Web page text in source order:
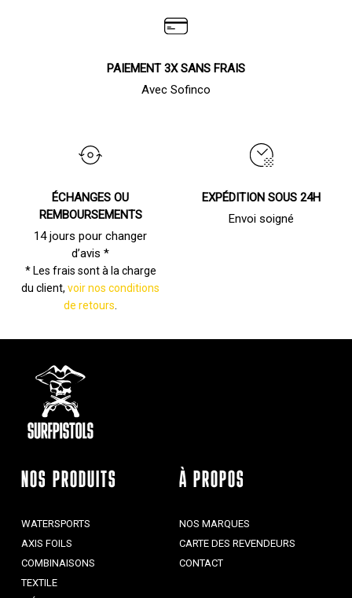
PAIEMENT 3X SANS FRAIS
Avec Sofinco
ÉCHANGES OU
REMBOURSEMENTS
14 jours pour changer
d’avis *
* Les frais sont à la charge
du client,voir nos conditions
de retours
EXPÉDITION SOUS 24H
Envoi soigné
NOS PRODUITS
WATERSPORTS
AXIS FOILS
COMBINAISONS
TEXTILE
À PROPOS
NOS MARQUES
CARTE DES REVENDEURS
CONTACT